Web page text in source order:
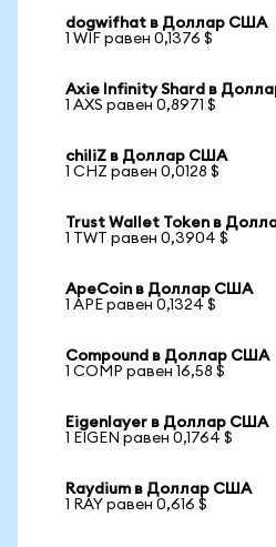
dogwifhat в Доллар США
1 WIF равен 0,1376 $
Axie Infinity Shard в
1 AXS равен 0,8971 $
chiliZ в Доллар США
1 CHZ равен 0,0128 $
Trust Wallet Token в
1 TWT равен 0,3904 $
ApeCoin в Доллар США
1 APE равен 0,1324 $
Compound в Доллар США
1 COMP равен 16,58 $
Eigenlayer в Доллар США
1 EIGEN равен 0,1764 $
Raydium в Доллар США
1 RAY равен 0,616 $